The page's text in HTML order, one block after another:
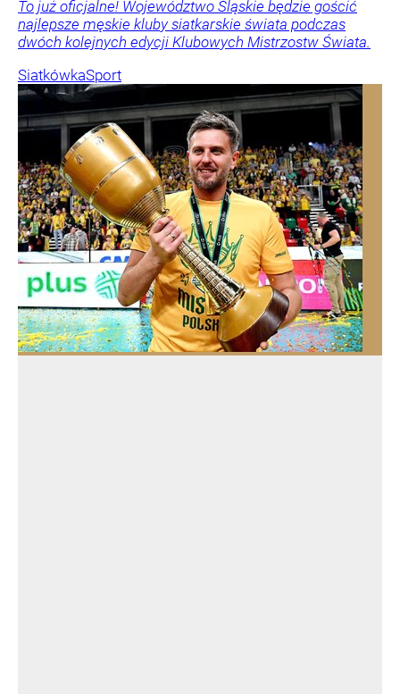
To już oficjalne! Województwo Śląskie będzie gościć
najlepsze męskie kluby siatkarskie świata podczas
dwóch kolejnych edycji Klubowych Mistrzostw Świata.
SiatkówkaSport